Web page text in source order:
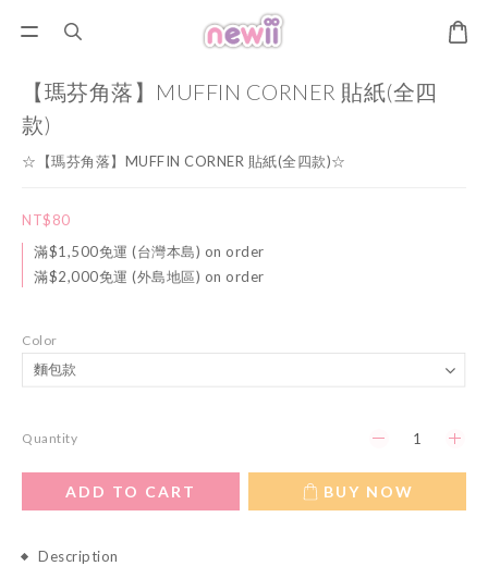
【瑪芬角落】MUFFIN CORNER 貼紙(全四
款)
☆【瑪芬角落】MUFFIN CORNER 貼紙(全四款)☆
NT$80
滿$1,500免運 (台灣本島) on order
滿$2,000免運 (外島地區) on order
Color
Quantity
ADD TO CART BUY NOW
Description